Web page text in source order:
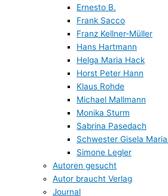
Ernesto B.
Frank Sacco
Franz Kellner-Müller
Hans Hartmann
Helga Maria Hack
Horst Peter Hann
Klaus Rohde
Michael Mallmann
Monika Sturm
Sabrina Pasedach
Schwester Gisela
Simone Legler
Autoren gesucht
Autor braucht Verlag
Journal